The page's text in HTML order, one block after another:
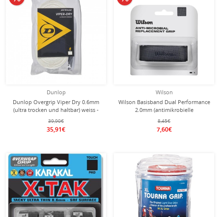
Dunlop
Dunlop Overgrip Viper Dry 0.6mm
(ultra trocken und haltbar) weiss -
30 Stück/Zip-Beutel
39,90€
35,91€
Wilson
Wilson Basisband Dual Performance
2.0mm (antimikrobielle
Beschichtung) schwarz - 1 Stück
8,45€
7,60€